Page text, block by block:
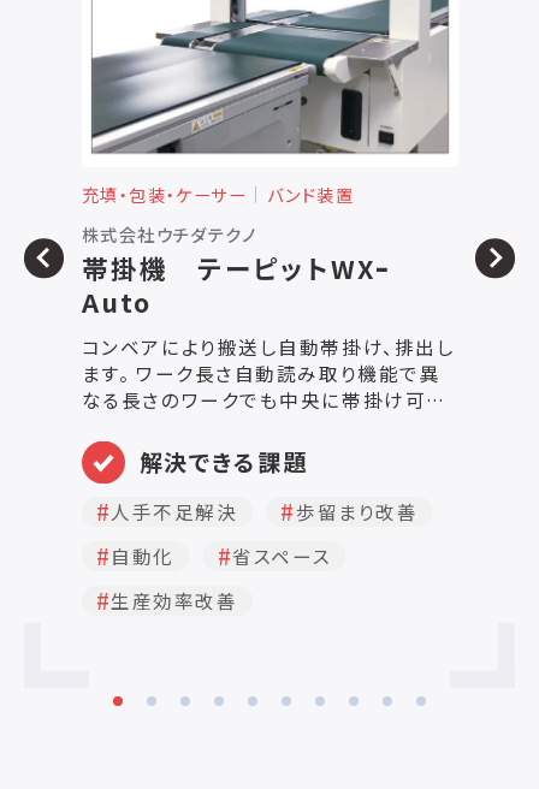
充填・包装・ケーサー
バンド装置
株式会社ウチダテクノ
帯掛機 テーピットWXｰ
Auto
コンベアにより搬送し自動帯掛け、排出し
ます。 ワーク長さ自動読み取り機能で異
なる長さのワークでも中央に帯掛け可能
可能です。 紙テープとフィルムテープ両方
に対応。 WXのテープ送り一時停止機能・
二次引き締め機能も付いております。 詳
細は、カタログをご覧くださいませ。
解決できる課題
人手不足解決
歩留まり改善
自動化
省スペース
生産効率改善